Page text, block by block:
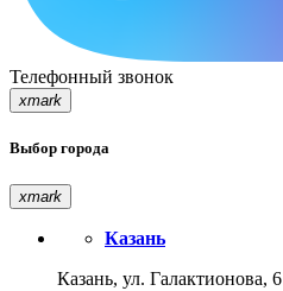
Телефонный звонок
xmark
Выбор города
xmark
Казань
Казань, ул. Галактионова, 6